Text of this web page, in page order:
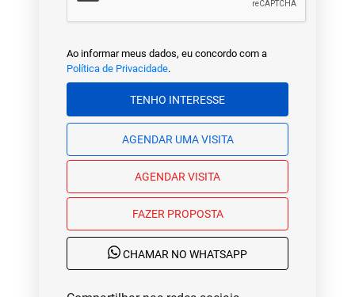
Ao informar meus dados, eu concordo com a
Política de Privacidade.
TENHO INTERESSE
AGENDAR UMA VISITA
AGENDAR VISITA
FAZER PROPOSTA
CHAMAR NO WHATSAPP